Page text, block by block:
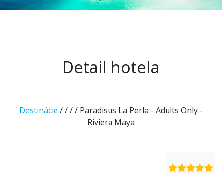
Detail hotela
Destinácie //// Paradisus La Perla - Adults Only -
Riviera Maya